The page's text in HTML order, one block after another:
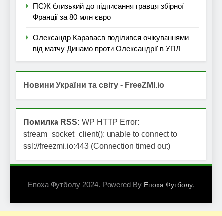
ПСЖ близький до підписання гравця збірної
Франції за 80 млн євро
Олександр Караваєв поділився очікуваннями
від матчу Динамо проти Олександрії в УПЛ
Новини України та світу - FreeZMI.io
Помилка RSS: WP HTTP Error:
stream_socket_client(): unable to connect to
ssl://freezmi.io:443 (Connection timed out)
Епоха Футболу 2024. Powered By Епоха Футболу.